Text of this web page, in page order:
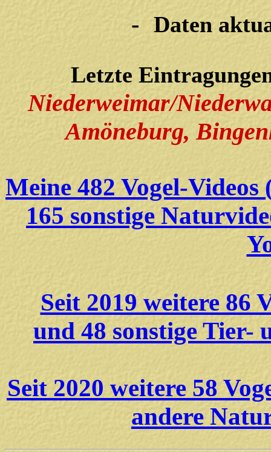
- Daten
Letzte
Niederweimar/
Amöneburg,
Meine 482 Vogel-
165 sonstige
Seit 2019 weitere 86
und 48 sonstige Tier-
Seit 2020 weitere 58
andere